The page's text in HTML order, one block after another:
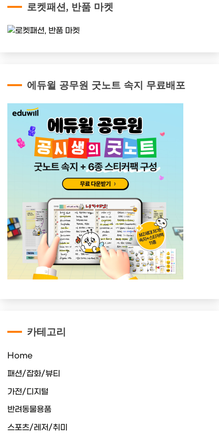
로켓패션, 반품 마켓
에듀윌 공무원 굿노트 속지 무료배포
카테고리
Home
패션/잡화/뷰티
가전/디지털
반려동물용품
스포츠/레저/취미